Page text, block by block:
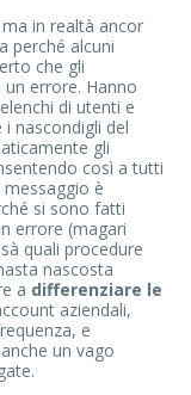
in realtà ancor
perché alcuni
che gli
errore. Hanno
di utenti e
nascondigli del
gli
così a tutti
è
si sono fatti
errore (magari
quali procedure
nascosta
a differenziare le
aziendali,
e
un vago